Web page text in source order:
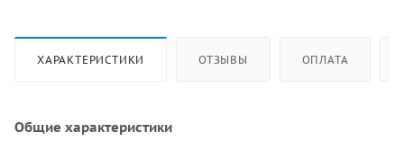
ХАРАКТЕРИСТИКИ ОТЗЫВЫ ОПЛАТА
Общие характеристики